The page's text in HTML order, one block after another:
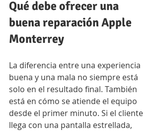
Qué debe ofrecer una
buena reparación Apple
Monterrey
La diferencia entre una experiencia
buena y una mala no siempre está
solo en el resultado final. También
está en cómo se atiende el equipo
desde el primer minuto. Si el cliente
llega con una pantalla estrellada,